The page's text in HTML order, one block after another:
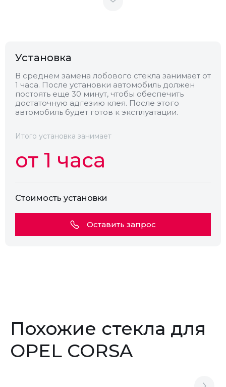
Обогрев
Установка
В среднем замена лобового стекла занимает от
1 часа. После установки автомобиль должен
постоять еще 30 минут, чтобы обеспечить
достаточную адгезию клея. После этого
автомобиль будет готов к эксплуатации.
Итого установка занимает
от 1 часа
Стоимость установки
Оставить запрос
Похожие стекла для
OPEL CORSA